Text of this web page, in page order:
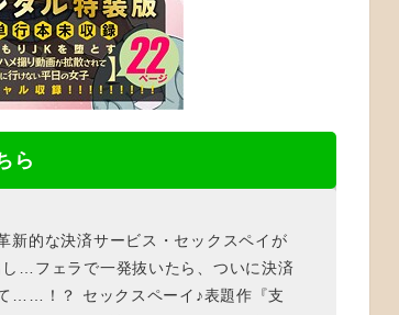
ら
新的な決済サービス・セックスペイが
…フェラで一発抜いたら、ついに決済
……！？ セックスペーイ♪表題作『支